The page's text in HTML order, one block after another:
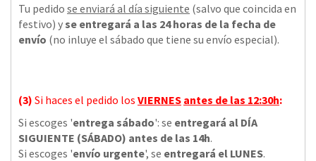
Tu pedido se enviará al día siguiente (salvo que coincida en
festivo) yse entregará a las 24 horas de la fecha de
envío (no inluye el sábado que tiene su envío especial).
(3) Si haces el pedido los VIERNES antes de las 12:30h:
Si escoges 'entrega sábado': se entregará al DÍA
SIGUIENTE (SÁBADO) antes de las 14h.
Si escoges 'envío urgente', se entregará el LUNES.